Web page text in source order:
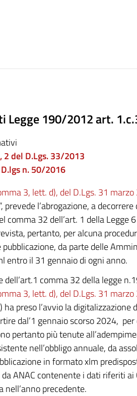
Legge 190/2012 art.
2 del D.Lgs. 33/2013
n. 50/2016
3, lett. d), del D.Lgs. 31
prevede l’abrogazione, a decorrere
comma 32 dell’art. 1 della Legge
pertanto, per alcuna
pubblicazione, da parte delle
entro il 31 gennaio di ogni anno.
dell’art.1 comma 32 della legge
3, lett. d), del D.Lgs. 31
preso l’avvio la digitalizzazione
dal’1 gennaio scorso 2024,
pertanto più tenute
nell’obbligo annuale, da
in formato xlm
ANAC contenente i dati riferiti ai
nell’anno precedente.